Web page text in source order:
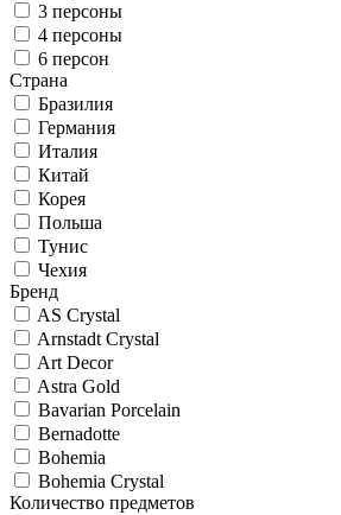
3 персоны
4 персоны
6 персон
Страна
Бразилия
Германия
Италия
Китай
Корея
Польша
Тунис
Чехия
Бренд
AS Crystal
Arnstadt Crystal
Art Decor
Astra Gold
Bavarian Porcelain
Bernadotte
Bohemia
Bohemia Crystal
Количество предметов